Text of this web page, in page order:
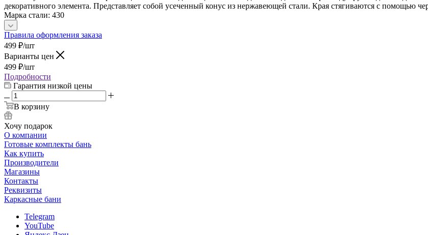
декоративного элемента. Представляет собой усеченный конус из нержавеющей стали. Края стягиваются с помощью
Марка стали: 430
Правила оформления заказа
499 ₽/шт
Варианты цен
499 ₽/шт
Подробности
Гарантия низкой цены
В корзину
Хочу подарок
О компании
Готовые комплекты бань
Как купить
Производители
Магазины
Контакты
Реквизиты
Каркасные бани
Telegram
YouTube